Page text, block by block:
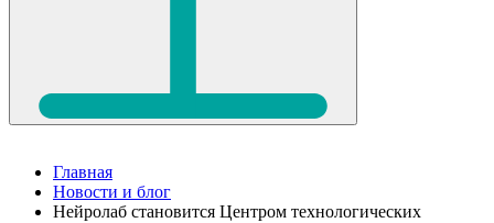
Главная
Новости и блог
Нейролаб становится Центром технологических